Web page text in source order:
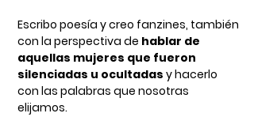
Escribo poesía y creo fanzines, también
con la perspectiva de hablar de
aquellas mujeres que fueron
silenciadas u ocultadas y hacerlo
con las palabras que nosotras
elijamos.